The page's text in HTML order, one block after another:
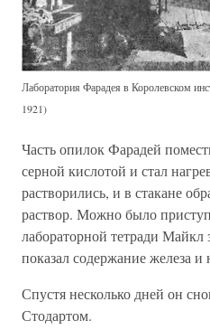
Лаборатория Фарадея в Королевском
1921)
Часть опилок Фарадей
серной кислотой и стал
растворились, и в стакане
раствор. Можно было
лабораторной тетради Майкл
показал содержание железа и
Спустя несколько дней он
Стодартом.